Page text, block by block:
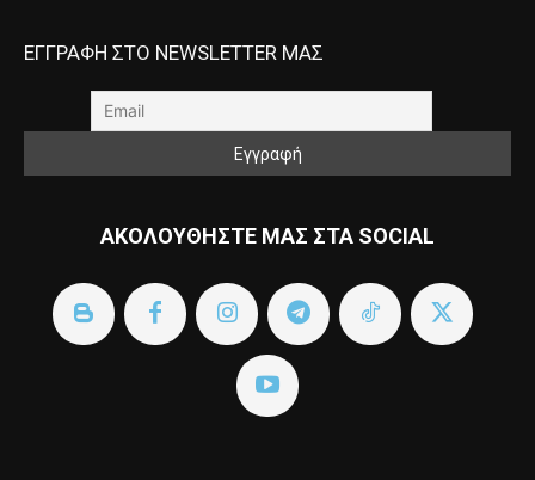
ΕΓΓΡΑΦΗ ΣΤΟ NEWSLETTER ΜΑΣ
ΑΚΟΛΟΥΘΗΣΤΕ ΜΑΣ ΣΤΑ SOCIAL